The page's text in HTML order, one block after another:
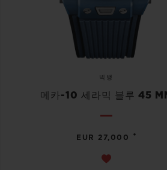
빅뱅
메카-10 세라믹 블루 45
EUR 27,000 •